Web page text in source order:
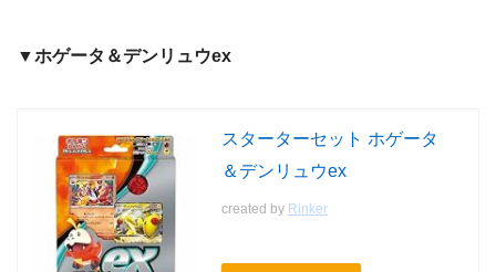
▼ホゲータ＆デンリュウex
スターターセット ホゲータ
＆デンリュウex
created by Rinker